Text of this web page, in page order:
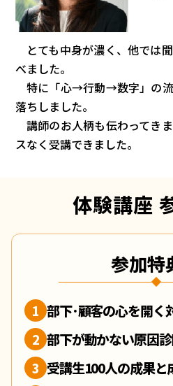
とても中身が濃く、他では
べました。
特に「心→行動→数字」の
落ちしました。
講師のお人柄も伝わってき
スなく受講できました。
体験講座
参加
1 部下･顧客の心を開く
2 部下が動かない原因
3 受講生100人の成果と